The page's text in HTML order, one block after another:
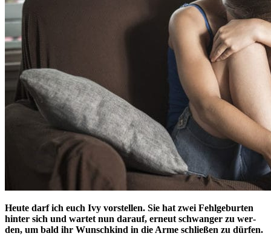
Heu­te darf ich euch Ivy vor­stel­len. Sie hat zwei Fehl­ge­bur­ten
hin­ter sich und war­tet nun dar­auf, erneut schwan­ger zu wer­
den, um bald ihr Wunsch­kind in die Arme schlie­ßen zu dür­fen.